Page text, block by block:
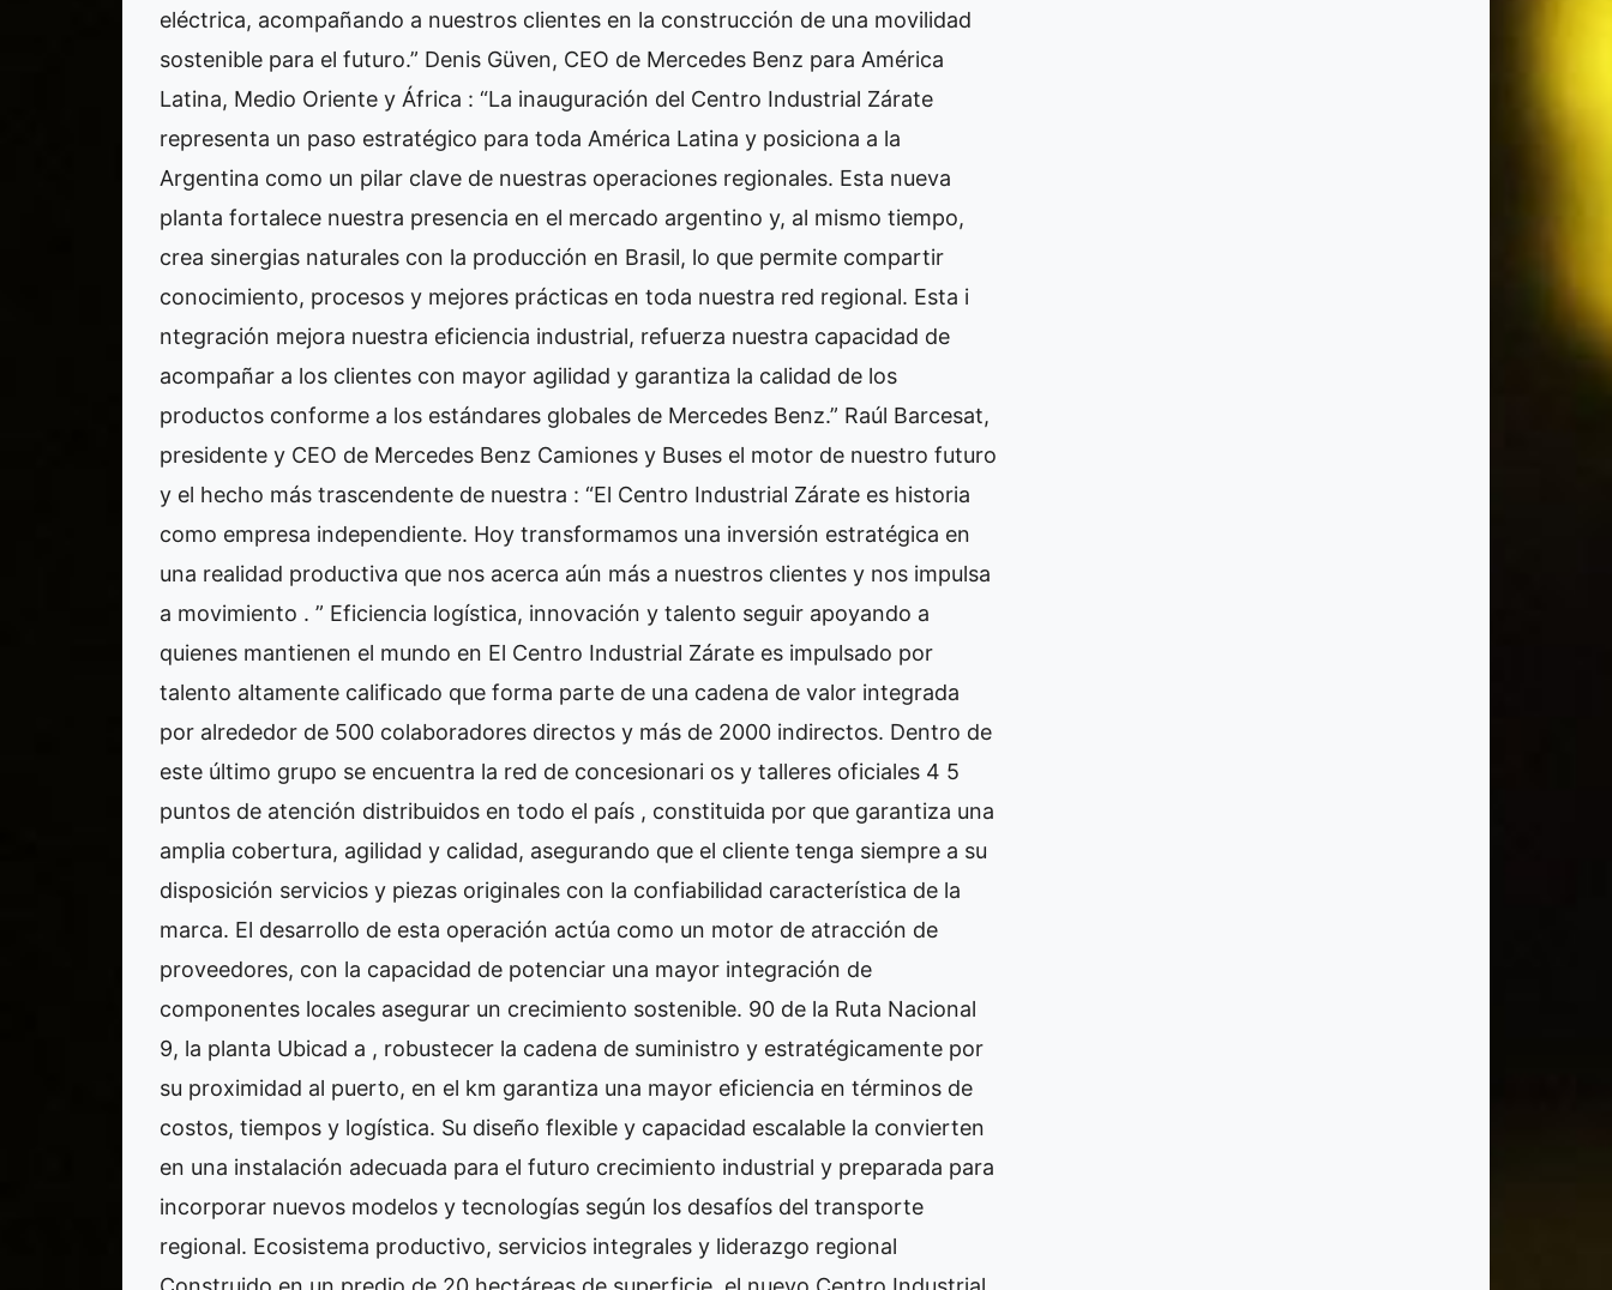
eléctrica, acompañando a nuestros clientes en la construcción de una movilidad
sostenible para el futuro.” Denis Güven, CEO de Mercedes Benz para América
Latina, Medio Oriente y África : “La inauguración del Centro Industrial Zárate
representa un paso estratégico para toda América Latina y posiciona a la
Argentina como un pilar clave de nuestras operaciones regionales. Esta nueva
planta fortalece nuestra presencia en el mercado argentino y, al mismo tiempo,
crea sinergias naturales con la producción en Brasil, lo que permite compartir
conocimiento, procesos y mejores prácticas en toda nuestra red regional. Esta i
ntegración mejora nuestra eficiencia industrial, refuerza nuestra capacidad de
acompañar a los clientes con mayor agilidad y garantiza la calidad de los
productos conforme a los estándares globales de Mercedes Benz.” Raúl Barcesat,
presidente y CEO de Mercedes Benz Camiones y Buses el motor de nuestro futuro
y el hecho más trascendente de nuestra : “El Centro Industrial Zárate es historia
como empresa independiente. Hoy transformamos una inversión estratégica en
una realidad productiva que nos acerca aún más a nuestros clientes y nos impulsa
a movimiento . ” Eficiencia logística, innovación y talento seguir apoyando a
quienes mantienen el mundo en El Centro Industrial Zárate es impulsado por
talento altamente calificado que forma parte de una cadena de valor integrada
por alrededor de 500 colaboradores directos y más de 2000 indirectos. Dentro de
este último grupo se encuentra la red de concesionari os y talleres oficiales 4 5
puntos de atención distribuidos en todo el país , constituida por que garantiza una
amplia cobertura, agilidad y calidad, asegurando que el cliente tenga siempre a su
disposición servicios y piezas originales con la confiabilidad característica de la
marca. El desarrollo de esta operación actúa como un motor de atracción de
proveedores, con la capacidad de potenciar una mayor integración de
componentes locales asegurar un crecimiento sostenible. 90 de la Ruta Nacional
9, la planta Ubicad a , robustecer la cadena de suministro y estratégicamente por
su proximidad al puerto, en el km garantiza una mayor eficiencia en términos de
costos, tiempos y logística. Su diseño flexible y capacidad escalable la convierten
en una instalación adecuada para el futuro crecimiento industrial y preparada para
incorporar nuevos modelos y tecnologías según los desafíos del transporte
regional. Ecosistema productivo, servicios integrales y liderazgo regional